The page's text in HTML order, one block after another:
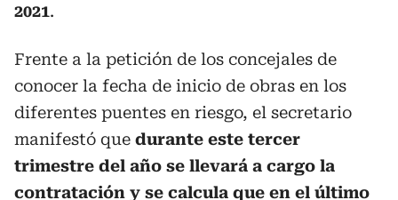
2021.
Frente a la petición de los concejales de
conocer la fecha de inicio de obras en los
diferentes puentes en riesgo, el secretario
manifestó que durante este tercer
trimestre del año se llevará a cargo la
contratación y se calcula que en el último